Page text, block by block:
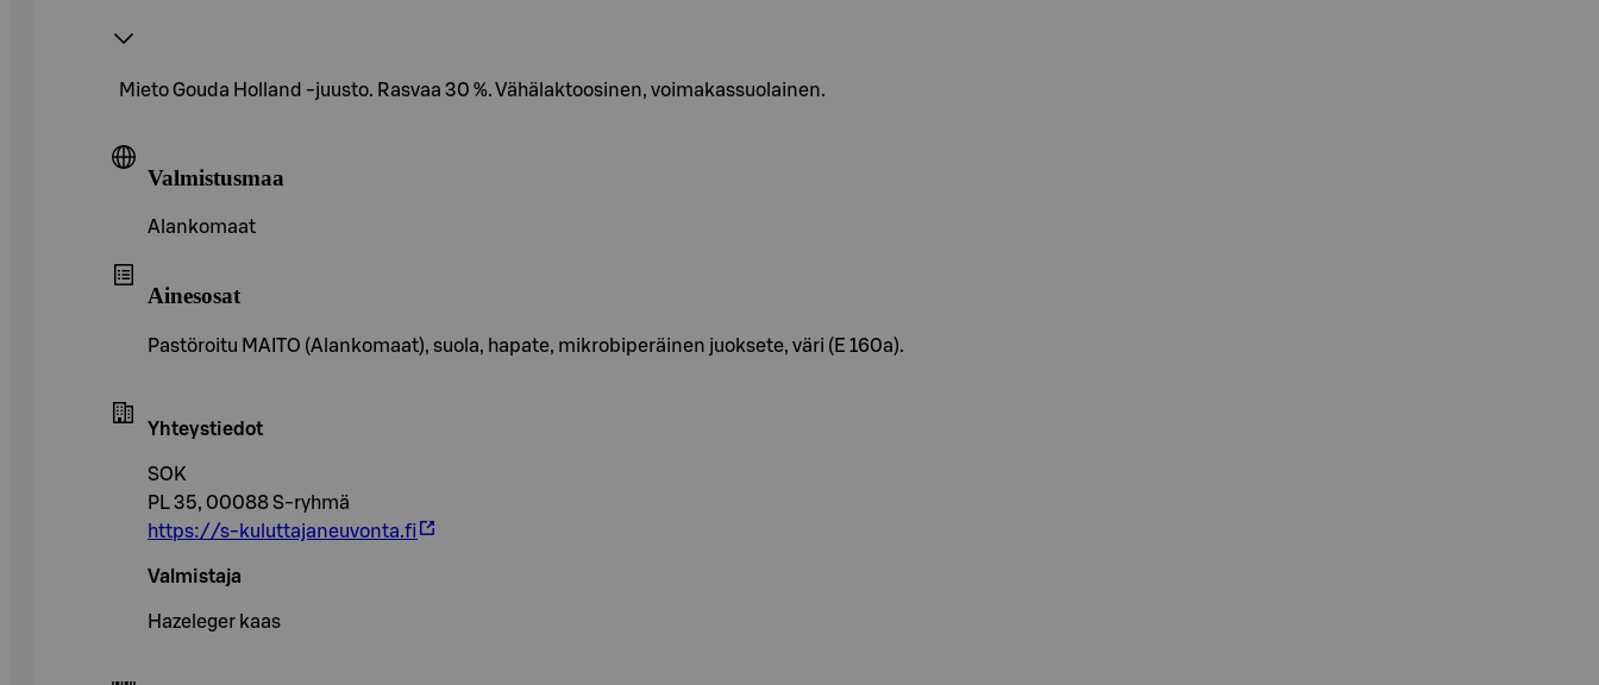
Mieto Gouda Holland -juusto. Rasvaa 30 %. Vähälaktoosinen, voimakassuolainen.
Valmistusmaa
Alankomaat
Ainesosat
Pastöroitu MAITO (Alankomaat), suola, hapate, mikrobiperäinen juoksete, väri (E 160a).
Yhteystiedot
SOK
PL 35, 00088 S-ryhmä
https://s-kuluttajaneuvonta.fi
Valmistaja
Hazeleger kaas